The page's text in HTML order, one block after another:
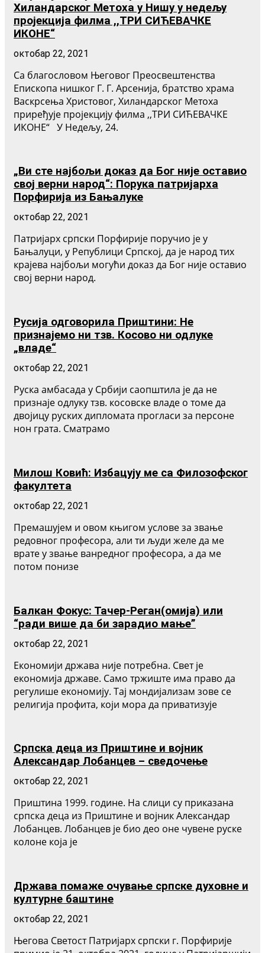
Хиландарског Метоха у Нишу у недељу
пројекција филма ,,ТРИ СИЋЕВАЧКЕ
ИКОНЕ“
октобар 22, 2021
Са благословом Његовог Преосвештенства
Епископа нишког Г. Г. Арсенија, братство храма
Васкрсења Христовог, Хиландарског Метоха
приређује пројекцију филма ,,ТРИ СИЋЕВАЧКЕ
ИКОНЕ“ У Недељу, 24.
„Ви сте најбољи доказ да Бог није оставио
свој верни народ“: Порука патријарха
Порфирија из Бањалуке
октобар 22, 2021
Патријарх српски Порфирије поручио је у
Бањалуци, у Републици Српској, да је народ тих
крајева најбољи могући доказ да Бог није оставио
свој верни народ.
Русија одговорила Приштини: Не
признајемо ни тзв. Косово ни одлуке
„владе“
октобар 22, 2021
Руска амбасада у Србији саопштила је да не
признаје одлуку тзв. косовске владе о томе да
двојицу руских дипломата прогласи за персоне
нон грата. Сматрамо
Милош Ковић: Избацују ме са Филозофског
факултета
октобар 22, 2021
Премашујем и овом књигом услове за звање
редовног професора, али ти људи желе да ме
врате у звање ванредног професора, а да ме
потом понизе
Балкан Фокус: Тачер-Реган(омија) или
“ради више да би зарадио мање”
октобар 22, 2021
Економији држава није потребна. Свет је
економија државе. Само тржиште има право да
регулише економију. Тај мондијализам зове се
религија профита, који мора да приватизује
Српска деца из Приштине и војник
Александар Лобанцев – сведочење
октобар 22, 2021
Приштина 1999. године. На слици су приказана
српска деца из Приштине и војник Александар
Лобанцев. Лобанцев је био део оне чувене руске
колоне која је
Држава помаже очување српске духовне и
културне баштине
октобар 22, 2021
Његова Светост Патријарх српски г. Порфирије